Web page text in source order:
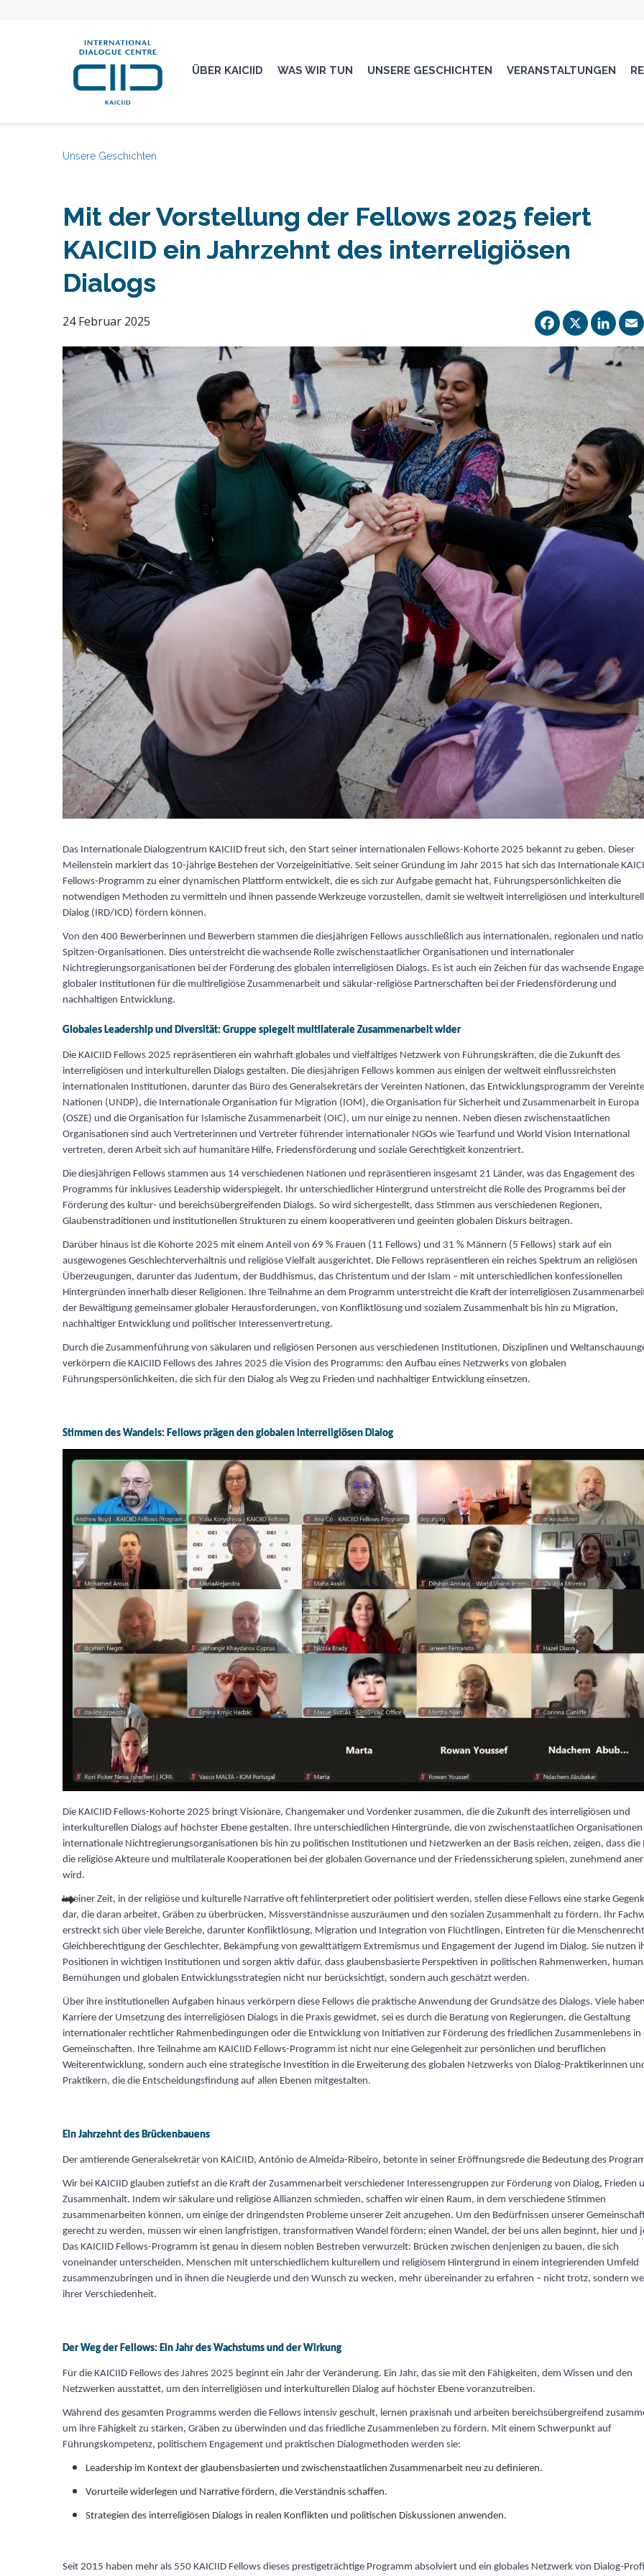
ÜBER KAICIID WAS WIR TUN UNSERE GESCHICHTEN VERANSTALTUNGEN
Unsere Geschichten
Mit der Vorstellung der Fellows 2025 feiert
KAICIID ein Jahrzehnt des interreligiösen
Dialogs
24 Februar 2025 X
Das Internationale Dialogzentrum KAICIID freut sich, den Start seiner internationalen Fellows-Kohorte 2025 bekannt zu geben. Dieser
Meilenstein markiert das 10-jährige Bestehen der Vorzeigeinitiative. Seit seiner Gründung im Jahr 2015 hat sich das Internationale
Fellows-Programm zu einer dynamischen Plattform entwickelt, die es sich zur Aufgabe gemacht hat, Führungspersönlichkeiten die
notwendigen Methoden zu vermitteln und ihnen passende Werkzeuge vorzustellen, damit sie weltweit interreligiösen und
Dialog (IRD/ICD) fördern können.
Von den 400 Bewerberinnen und Bewerbern stammen die diesjährigen Fellows ausschließlich aus internationalen, regionalen und
Spitzen-Organisationen. Dies unterstreicht die wachsende Rolle zwischenstaatlicher Organisationen und internationaler
Nichtregierungsorganisationen bei der Förderung des globalen interreligiösen Dialogs. Es ist auch ein Zeichen für das wachsende
globaler Institutionen für die multireligiöse Zusammenarbeit und säkular-religiöse Partnerschaften bei der Friedensförderung und
nachhaltigen Entwicklung.
Globales Leadership und Diversität: Gruppe spiegelt multilaterale Zusammenarbeit wider
Die KAICIID Fellows 2025 repräsentieren ein wahrhaft globales und vielfältiges Netzwerk von Führungskräften, die die Zukunft des
interreligiösen und interkulturellen Dialogs gestalten. Die diesjährigen Fellows kommen aus einigen der weltweit einflussreichsten
internationalen Institutionen, darunter das Büro des Generalsekretärs der Vereinten Nationen, das Entwicklungsprogramm der
Nationen (UNDP), die Internationale Organisation für Migration (IOM), die Organisation für Sicherheit und Zusammenarbeit in Europa
(OSZE) und die Organisation für Islamische Zusammenarbeit (OIC), um nur einige zu nennen. Neben diesen zwischenstaatlichen
Organisationen sind auch Vertreterinnen und Vertreter führender internationaler NGOs wie Tearfund und World Vision International
vertreten, deren Arbeit sich auf humanitäre Hilfe, Friedensförderung und soziale Gerechtigkeit konzentriert.
Die diesjährigen Fellows stammen aus 14 verschiedenen Nationen und repräsentieren insgesamt 21 Länder, was das Engagement des
Programms für inklusives Leadership widerspiegelt. Ihr unterschiedlicher Hintergrund unterstreicht die Rolle des Programms bei der
Förderung des kultur- und bereichsübergreifenden Dialogs. So wird sichergestellt, dass Stimmen aus verschiedenen Regionen,
Glaubenstraditionen und institutionellen Strukturen zu einem kooperativeren und geeinten globalen Diskurs beitragen.
Darüber hinaus ist die Kohorte 2025 mit einem Anteil von 69 % Frauen (11 Fellows) und 31 % Männern (5 Fellows) stark auf ein
ausgewogenes Geschlechterverhältnis und religiöse Vielfalt ausgerichtet. Die Fellows repräsentieren ein reiches Spektrum an religiösen
Überzeugungen, darunter das Judentum, der Buddhismus, das Christentum und der Islam – mit unterschiedlichen konfessionellen
Hintergründen innerhalb dieser Religionen. Ihre Teilnahme an dem Programm unterstreicht die Kraft der interreligiösen
der Bewältigung gemeinsamer globaler Herausforderungen, von Konfliktlösung und sozialem Zusammenhalt bis hin zu Migration,
nachhaltiger Entwicklung und politischer Interessenvertretung.
Durch die Zusammenführung von säkularen und religiösen Personen aus verschiedenen Institutionen, Disziplinen und
verkörpern die KAICIID Fellows des Jahres 2025 die Vision des Programms: den Aufbau eines Netzwerks von globalen
Führungspersönlichkeiten, die sich für den Dialog als Weg zu Frieden und nachhaltiger Entwicklung einsetzen.
Stimmen des Wandels: Fellows prägen den globalen interreligiösen Dialog
Die KAICIID Fellows-Kohorte 2025 bringt Visionäre, Changemaker und Vordenker zusammen, die die Zukunft des interreligiösen und
interkulturellen Dialogs auf höchster Ebene gestalten. Ihre unterschiedlichen Hintergründe, die von zwischenstaatlichen
internationale Nichtregierungsorganisationen bis hin zu politischen Institutionen und Netzwerken an der Basis reichen, zeigen, dass die
die religiöse Akteure und multilaterale Kooperationen bei der globalen Governance und der Friedenssicherung spielen, zunehmend
wird.
In einer Zeit, in der religiöse und kulturelle Narrative oft fehlinterpretiert oder politisiert werden, stellen diese Fellows eine starke
dar, die daran arbeitet, Gräben zu überbrücken, Missverständnisse auszuräumen und den sozialen Zusammenhalt zu fördern. Ihr
erstreckt sich über viele Bereiche, darunter Konfliktlösung, Migration und Integration von Flüchtlingen, Eintreten für die
Gleichberechtigung der Geschlechter, Bekämpfung von gewalttätigem Extremismus und Engagement der Jugend im Dialog. Sie nutzen
Positionen in wichtigen Institutionen und sorgen aktiv dafür, dass glaubensbasierte Perspektiven in politischen Rahmenwerken,
Bemühungen und globalen Entwicklungsstrategien nicht nur berücksichtigt, sondern auch geschätzt werden.
Über ihre institutionellen Aufgaben hinaus verkörpern diese Fellows die praktische Anwendung der Grundsätze des Dialogs. Viele
Karriere der Umsetzung des interreligiösen Dialogs in die Praxis gewidmet, sei es durch die Beratung von Regierungen, die Gestaltung
internationaler rechtlicher Rahmenbedingungen oder die Entwicklung von Initiativen zur Förderung des friedlichen Zusammenlebens in
Gemeinschaften. Ihre Teilnahme am KAICIID Fellows-Programm ist nicht nur eine Gelegenheit zur persönlichen und beruflichen
Weiterentwicklung, sondern auch eine strategische Investition in die Erweiterung des globalen Netzwerks von Dialog-Praktikerinnen
Praktikern, die die Entscheidungsfindung auf allen Ebenen mitgestalten.
Ein Jahrzehnt des Brückenbauens
Der amtierende Generalsekretär von KAICIID, António de Almeida-Ribeiro, betonte in seiner Eröffnungsrede die Bedeutung des
Wir bei KAICIID glauben zutiefst an die Kraft der Zusammenarbeit verschiedener Interessengruppen zur Förderung von Dialog, Frieden
Zusammenhalt. Indem wir säkulare und religiöse Allianzen schmieden, schaffen wir einen Raum, in dem verschiedene Stimmen
zusammenarbeiten können, um einige der dringendsten Probleme unserer Zeit anzugehen. Um den Bedürfnissen unserer
gerecht zu werden, müssen wir einen langfristigen, transformativen Wandel fördern; einen Wandel, der bei uns allen beginnt, hier und
Das KAICIID Fellows-Programm ist genau in diesem noblen Bestreben verwurzelt: Brücken zwischen denjenigen zu bauen, die sich
voneinander unterscheiden, Menschen mit unterschiedlichem kulturellem und religiösem Hintergrund in einem integrierenden Umfeld
zusammenzubringen und in ihnen die Neugierde und den Wunsch zu wecken, mehr übereinander zu erfahren – nicht trotz, sondern
ihrer Verschiedenheit.
Der Weg der Fellows: Ein Jahr des Wachstums und der Wirkung
Für die KAICIID Fellows des Jahres 2025 beginnt ein Jahr der Veränderung. Ein Jahr, das sie mit den Fähigkeiten, dem Wissen und den
Netzwerken ausstattet, um den interreligiösen und interkulturellen Dialog auf höchster Ebene voranzutreiben.
Während des gesamten Programms werden die Fellows intensiv geschult, lernen praxisnah und arbeiten bereichsübergreifend
um ihre Fähigkeit zu stärken, Gräben zu überwinden und das friedliche Zusammenleben zu fördern. Mit einem Schwerpunkt auf
Führungskompetenz, politischem Engagement und praktischen Dialogmethoden werden sie:
Leadership im Kontext der glaubensbasierten und zwischenstaatlichen Zusammenarbeit neu zu definieren.
Vorurteile widerlegen und Narrative fördern, die Verständnis schaffen.
Strategien des interreligiösen Dialogs in realen Konflikten und politischen Diskussionen anwenden.
Seit 2015 haben mehr als 550 KAICIID Fellows dieses prestigeträchtige Programm absolviert und ein globales Netzwerk von Dialog-